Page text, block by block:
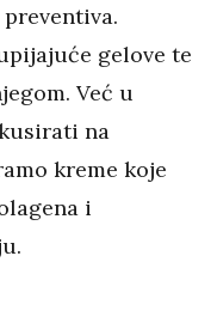
gelove te
Već u
na
kreme koje
i